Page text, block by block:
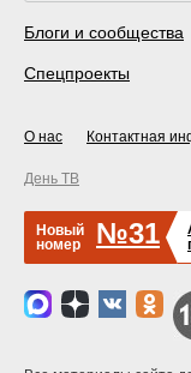
Блоги и сообщества
Спецпроекты
О нас Контактная
День ТВ
Новый
номер
№31